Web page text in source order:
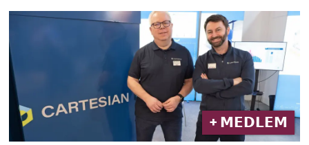
+ 𝗠𝗘𝗗𝗟𝗘𝗠